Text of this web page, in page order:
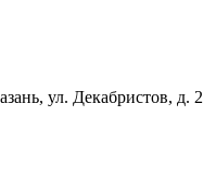
ул. Декабристов, д. 2